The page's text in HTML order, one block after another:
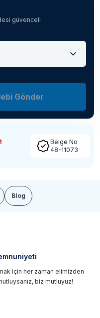
güvenceli
Gönder
Belge No
48-11073
Blog
için her zaman elimizden
biz mutluyuz!